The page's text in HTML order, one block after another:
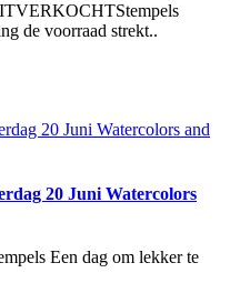
de voorraad strekt..
20 Juni Watercolors
Een dag om lekker te